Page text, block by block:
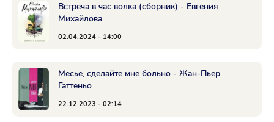
Встреча в час волка (сборник) - Евгения
Михайлова
02.04.2024 - 14:00
Месье, сделайте мне больно - Жан-Пьер
Гаттеньо
22.12.2023 - 02:14